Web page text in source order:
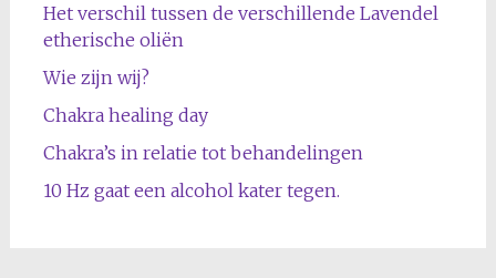
Het verschil tussen de verschillende Lavendel
etherische oliën
Wie zijn wij?
Chakra healing day
Chakra’s in relatie tot behandelingen
10 Hz gaat een alcohol kater tegen.